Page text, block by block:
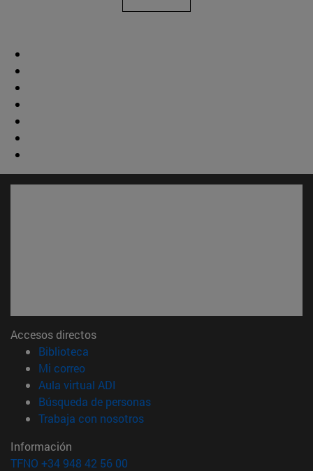
Accesos directos
Biblioteca
Mi correo(abre en nueva ventana)
Aula virtual ADI
Búsqueda de personas(abre en nueva ventana)
Trabaja con nosotros(abre en nueva ventana)
Información
TFNO +34 948 42 56 00